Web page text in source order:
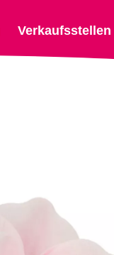
Verkaufsstellen